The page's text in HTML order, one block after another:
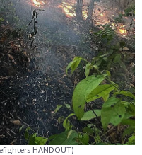
HANDOUT)